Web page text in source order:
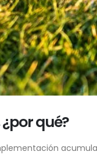
qué?